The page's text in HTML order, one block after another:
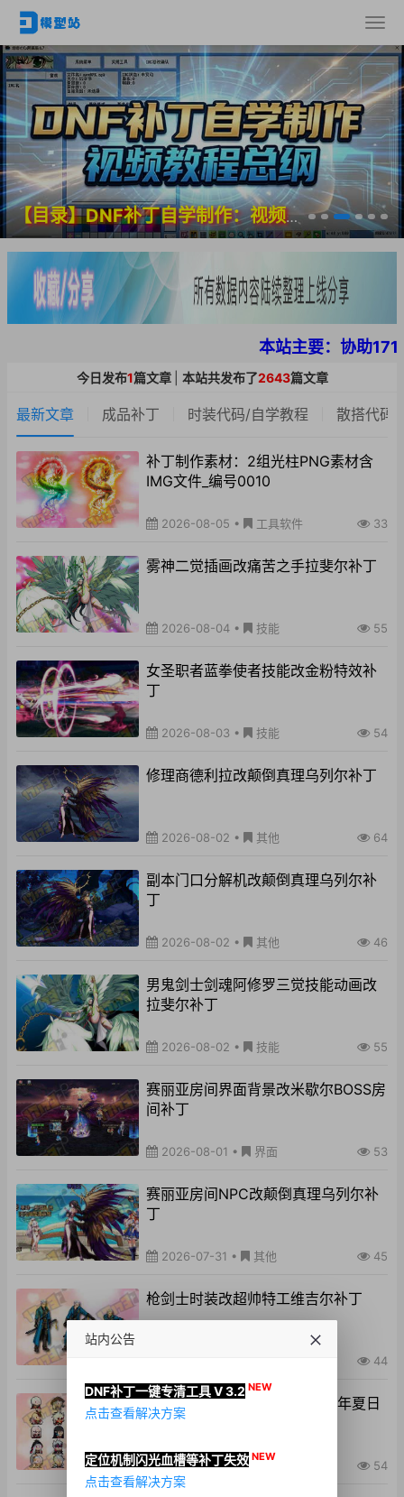
【目录】DNF补丁自学制作：视频教程总纲
本站主要：协助
今日发布1篇文章 本站共发布了2643篇文章
最新文章 成品补丁 时装代码/自学教程 散搭代码
补丁制作素材：2组光柱PNG素材含
IMG文件_编号0010
2026-08-05 • 工具软件 33
雾神二觉插画改痛苦之手拉斐尔补丁
2026-08-04 • 技能 55
女圣职者蓝拳使者技能改金粉特效补
丁
2026-08-03 • 技能 54
修理商德利拉改颠倒真理乌列尔补丁
2026-08-02 • 其他 64
副本门口分解机改颠倒真理乌列尔补
丁
2026-08-02 • 其他 46
男鬼剑士剑魂阿修罗三觉技能动画改
拉斐尔补丁
2026-08-02 • 技能 55
赛丽亚房间界面背景改米歇尔BOSS房
间补丁
2026-08-01 • 界面 53
赛丽亚房间NPC改颠倒真理乌列尔补
丁
2026-07-31 • 其他 45
枪剑士时装改超帅特工维吉尔补丁
44
男女鬼剑士萌趣像素宠物改26年夏日
至尊宠物补丁
2026-07-29• 54
站内公告
DNF补丁一键专清工具 V 3.2 NEW
点击查看解决方案
定位机制闪光血槽等补丁失效 NEW
点击查看解决方案